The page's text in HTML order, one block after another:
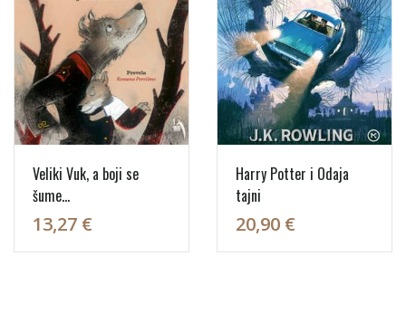
Veliki Vuk, a boji se
šume…
13,27 €
Harry Potter i Odaja
tajni
20,90 €